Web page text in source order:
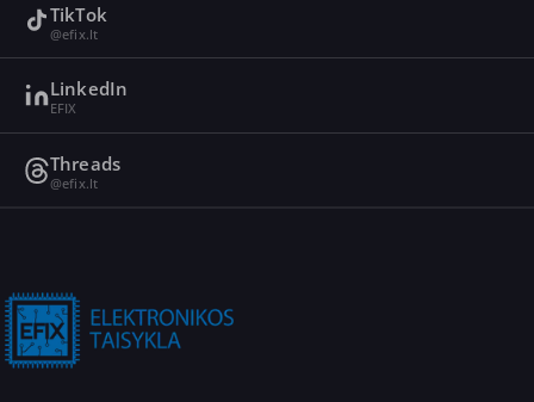
TikTok
@efix.lt
LinkedIn
EFIX
Threads
@efix.lt